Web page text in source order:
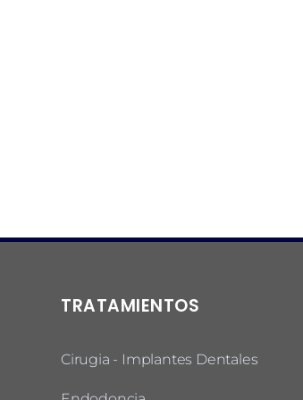
TRATAMIENTOS
Cirugia - Implantes Dentales